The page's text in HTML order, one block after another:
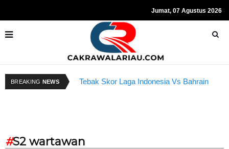
Jumat, 07 Agustus 2026
BREAKING NEWS
Tebak Skor Laga Indonesia Vs Bahrain
#S2 wartawan